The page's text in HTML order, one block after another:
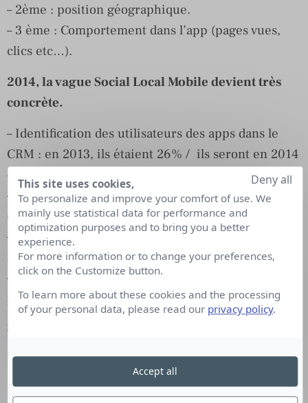
– 2ème : position géographique.
– 3 ème : Comportement dans l’app (pages vues,
clics etc…).
2014, la vague Social Local Mobile devient très
concrète.
– Identification des utilisateurs des apps dans le
CRM : en 2013, ils étaient 26% / ils seront en 2014
49%
– Identification des fans & followers dans le CRM :
en 2013, ils étaient 17% / ils seront en 2014 41%
– Analyse des check-ins : 10% en 2013 / 25% en
2014
– Enrichissement du CRM avec les informations du
profil Facebook : 13% en 2013 / 38% en 2014
Source :
This site uses cookies,
To personalize and improve your comfort of use. We
mainly use statistical data for performance and
optimization purposes and to bring you a better
experience.
For more information or to change your preferences,
click on the Customize button.
To learn more about these cookies and the processing
of your personal data, please read our privacy policy.
Deny all
Accept all